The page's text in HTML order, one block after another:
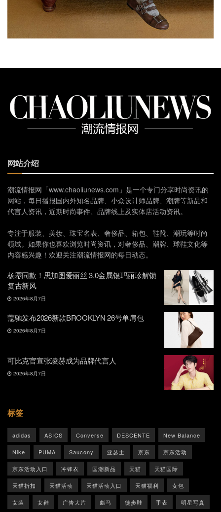
网站介绍
潮流情报网「www.chaoliunews.com」是一个专门分享时尚资讯的
网站，每日播报国内外知名品牌、小众设计师品牌、潮牌等新品和
代言人资讯，近期时尚事件、品牌线上及实体店活动资讯。
专注于服装、美妆、珠宝名表、奢侈品、箱包、鞋靴、潮玩等时尚
领域。如果你也喜欢浏览时尚资讯，对奢侈品、潮牌、球鞋文化等
内容感兴趣！欢迎关注潮流情报网的每日动态。
杨幂同款！思加图爱丽丝 3.0金属银玛丽珍解锁
复古新风
2026年8月7日
蔻驰发布2026新款BROOKLYN 26号单肩包
2026年8月7日
可比克官宣张凌赫成为品牌代言人
2026年8月7日
标签
adidas ASICS Converse DESCENTE New Balance
Nike PUMA Saucony 亚瑟士 京东 京东活动
京东活动入口 冲锋衣 国潮新品 天猫 天猫国际
天猫折扣 天猫活动 天猫活动入口 天猫福利 女包
女装 女鞋 广告大片 彪马 徒步鞋 手表 明星写真